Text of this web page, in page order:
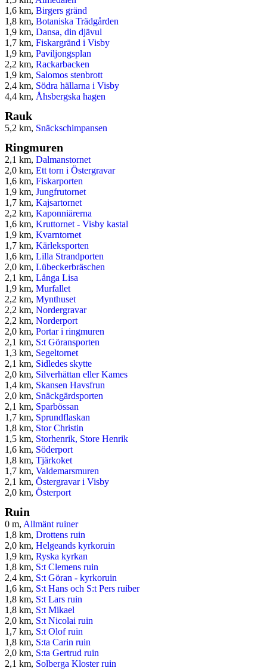
1,6 km, Birgers gränd
1,8 km, Botaniska Trädgården
1,9 km, Dansa, din djävul
1,7 km, Fiskargränd i Visby
1,9 km, Paviljongsplan
2,2 km, Rackarbacken
1,9 km, Salomos stenbrott
2,4 km, Södra hällarna i Visby
4,4 km, Åhsbergska hagen
Rauk
5,2 km, Snäckschimpansen
Ringmuren
2,1 km, Dalmanstornet
2,0 km, Ett torn i Östergravar
1,6 km, Fiskarporten
1,9 km, Jungfrutornet
1,7 km, Kajsartornet
2,2 km, Kaponniärerna
1,6 km, Kruttornet - Visby kastal
1,9 km, Kvarntornet
1,7 km, Kärleksporten
1,6 km, Lilla Strandporten
2,0 km, Lübeckerbräschen
2,1 km, Långa Lisa
1,9 km, Murfallet
2,2 km, Mynthuset
2,2 km, Nordergravar
2,2 km, Norderport
2,0 km, Portar i ringmuren
2,1 km, S:t Göransporten
1,3 km, Segeltornet
2,1 km, Sidledes skytte
2,0 km, Silverhättan eller Kames
1,4 km, Skansen Havsfrun
2,0 km, Snäckgärdsporten
2,1 km, Sparbössan
1,7 km, Sprundflaskan
1,8 km, Stor Christin
1,5 km, Storhenrik, Store Henrik
1,6 km, Söderport
1,8 km, Tjärkoket
1,7 km, Valdemarsmuren
2,1 km, Östergravar i Visby
2,0 km, Österport
Ruin
0 m, Allmänt ruiner
1,8 km, Drottens ruin
2,0 km, Helgeands kyrkoruin
1,9 km, Ryska kyrkan
1,8 km, S:t Clemens ruin
2,4 km, S:t Göran - kyrkoruin
1,6 km, S:t Hans och S:t Pers ruiber
1,8 km, S:t Lars ruin
1,8 km, S:t Mikael
2,0 km, S:t Nicolai ruin
1,7 km, S:t Olof ruin
1,8 km, S:ta Carin ruin
2,0 km, S:ta Gertrud ruin
2,1 km, Solberga Kloster ruin